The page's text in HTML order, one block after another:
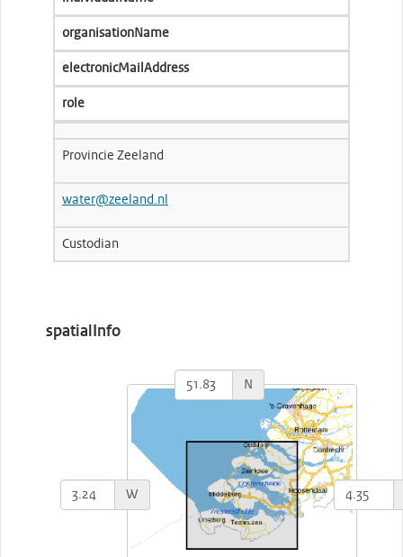
organisationName
electronicMailAddress
role
Provincie Zeeland
water@zeeland.nl
Custodian
spatialInfo
N
W